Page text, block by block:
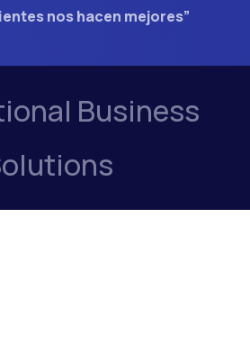
nos hacen mejores”
Business